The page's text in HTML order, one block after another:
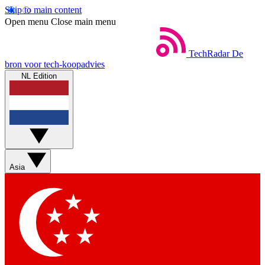
Skip to main content
Open menu Close main menu
TechRadar De
bron voor tech-koopadvies
NL Edition
Asia